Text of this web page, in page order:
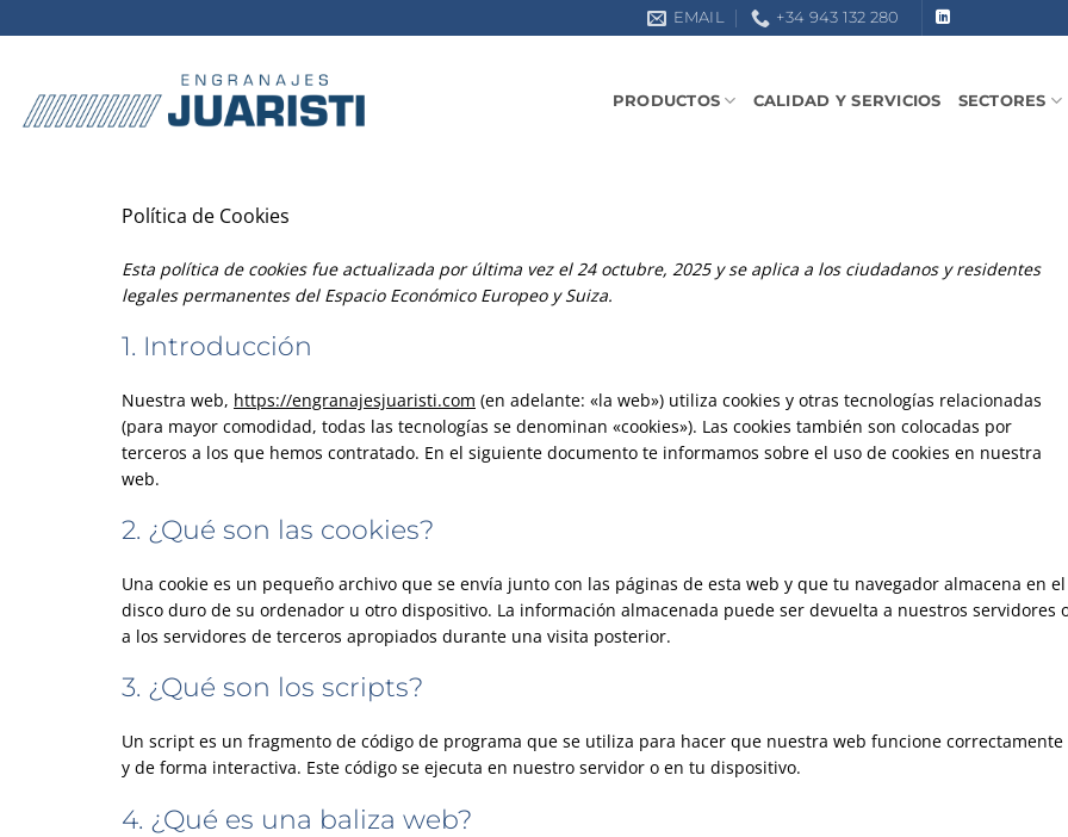
al
EMAIL +34 943 132 280
PRODUCTOS CALIDAD Y SERVICIOS SECTORES
Política de Cookies
Esta política de cookies fue actualizada por última vez el 24 octubre, 2025 y se aplica a los ciudadanos y residentes
legales permanentes del Espacio Económico Europeo y Suiza.
1. Introducción
Nuestra web, https://engranajesjuaristi.com (en adelante: «la web») utiliza cookies y otras tecnologías relacionadas
(para mayor comodidad, todas las tecnologías se denominan «cookies»). Las cookies también son colocadas por
terceros a los que hemos contratado. En el siguiente documento te informamos sobre el uso de cookies en nuestra
web.
2. ¿Qué son las cookies?
Una cookie es un pequeño archivo que se envía junto con las páginas de esta web y que tu navegador almacena en el
disco duro de su ordenador u otro dispositivo. La información almacenada puede ser devuelta a nuestros servidores
a los servidores de terceros apropiados durante una visita posterior.
3. ¿Qué son los scripts?
Un script es un fragmento de código de programa que se utiliza para hacer que nuestra web funcione correctamente
y de forma interactiva. Este código se ejecuta en nuestro servidor o en tu dispositivo.
4. ¿Qué es una baliza web?